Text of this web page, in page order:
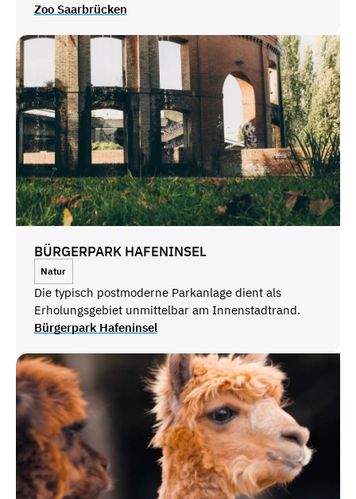
Zoo Saarbrücken
BÜRGERPARK HAFENINSEL
Natur
Die typisch postmoderne Parkanlage dient als
Erholungsgebiet unmittelbar am Innenstadtrand.
Bürgerpark Hafeninsel